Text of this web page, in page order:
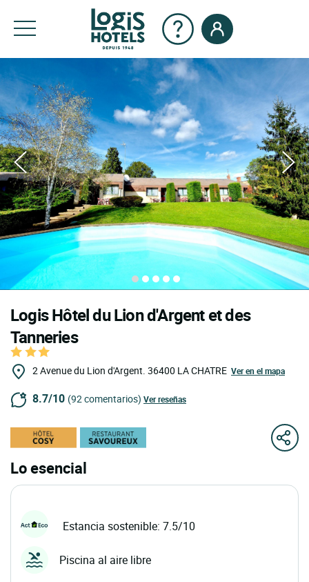
Logis Hôtel du Lion d'Argent et des
Tanneries
2 Avenue du Lion d'Argent. 36400 LA CHATRE Ver en el mapa
8.7/10 (92 comentarios) Ver reseñas
Lo esencial
Estancia sostenible: 7.5/10
Piscina al aire libre